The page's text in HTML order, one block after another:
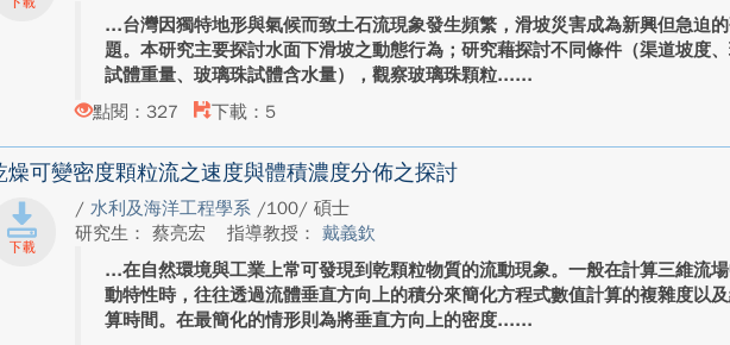
台灣因獨特地形與氣候而致土石流現象發生頻繁，滑坡災害成為新興但急迫
題。本研究主要探討水面下滑坡之動態行為；研究藉探討不同條件（渠道坡度
試體重量、玻璃珠試體含水量），觀察玻璃珠顆粒...
點閱：327
下載：5
燥可變密度顆粒流之速度與體積濃度分佈之探討
/水利及海洋工程學系 /100/ 碩士
研究生： 蔡亮宏
指導教授：戴義欽
在自然環境與工業上常可發現到乾顆粒物質的流動現象。一般在計算三維流
動特性時，往往透過流體垂直方向上的積分來簡化方程式數值計算的複雜度以
算時間。在最簡化的情形則為將垂直方向上的密度...